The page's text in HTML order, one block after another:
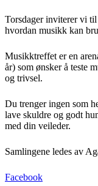
Torsdager inviterer vi
hvordan musikk kan
Musikktreffet er en
år) som ønsker å teste
og trivsel.
Du trenger ingen som
lave skuldre og godt
med din veileder.
Samlingene ledes av
Facebook